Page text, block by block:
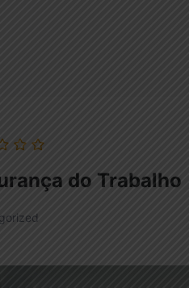
do Trabalho